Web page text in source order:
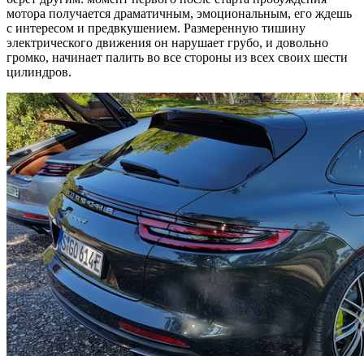
мотора получается драматичным, эмоциональным, его ждешь
с интересом и предвкушением. Размеренную тишину
электрического движения он нарушает грубо, и довольно
громко, начинает палить во все стороны из всех своих шести
цилиндров.